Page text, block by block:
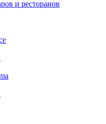
и ресторанов